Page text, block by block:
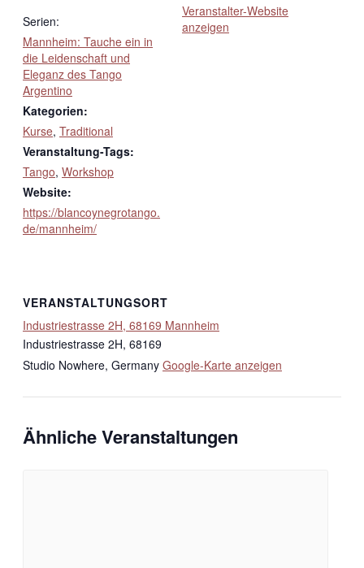
Serien:
Mannheim: Tauche ein in
die Leidenschaft und
Eleganz des Tango
Argentino
Kategorien:
Kurse, Traditional
Veranstaltung-Tags:
Tango, Workshop
Website:
https://blancoynegrotango.
de/mannheim/
Veranstalter-Website
anzeigen
VERANSTALTUNGSORT
Industriestrasse 2H, 68169 Mannheim
Industriestrasse 2H, 68169
Studio Nowhere, Germany Google-Karte anzeigen
Ähnliche Veranstaltungen